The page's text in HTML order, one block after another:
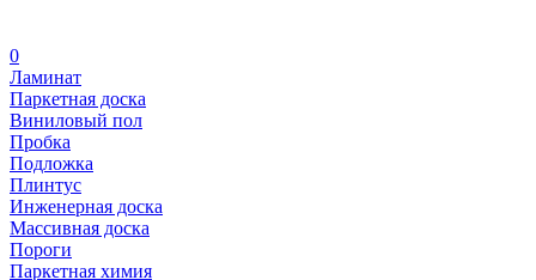
0
Ламинат
Паркетная доска
Виниловый пол
Пробка
Подложка
Плинтус
Инженерная доска
Массивная доска
Пороги
Паркетная химия